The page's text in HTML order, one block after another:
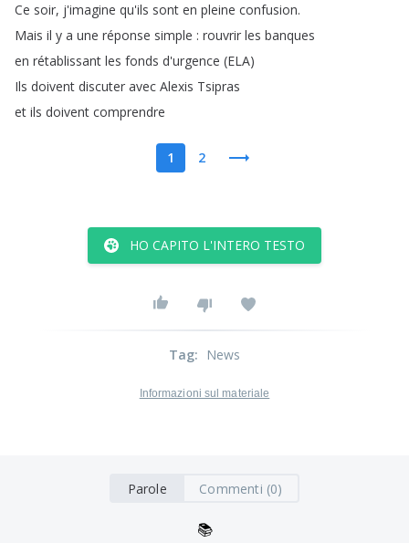
Ce soir, j'imagine qu'ils sont en pleine confusion.
Mais il y a une réponse simple : rouvrir les banques
en rétablissant les fonds d'urgence (ELA)
Ils doivent discuter avec Alexis Tsipras
et ils doivent comprendre
1 2
HO CAPITO L'INTERO TESTO
Tag: News
Informazioni sul materiale
Parole Commenti (0)
📚